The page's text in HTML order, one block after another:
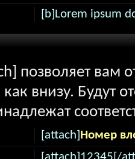
[b]Lorem ipsum
позволяет вам
внизу. Будут
[attach] Номер